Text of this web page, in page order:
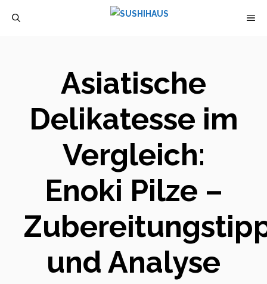
Asiatische
Delikatesse im
Vergleich:
Enoki Pilze –
und Analyse